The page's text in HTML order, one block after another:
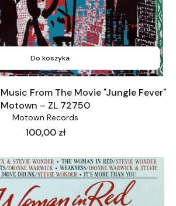
Do koszyka
From The Movie "Jungle Fever"
Motown ‎– ZL 72750
Motown Records
Cena
100,00 zł